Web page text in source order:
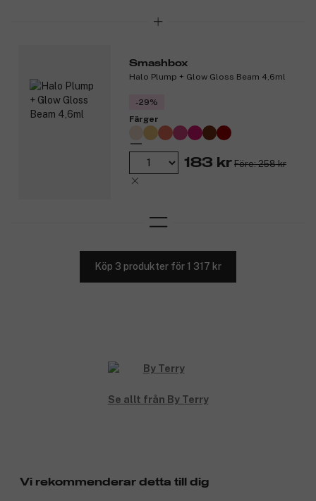
Smashbox
Halo Plump + Glow Gloss Beam 4,6ml
-29%
Färger
183 kr Före: 258 kr
Köp 3 produkter för 1 317 kr
Se allt från By Terry
Vi rekommenderar detta till dig